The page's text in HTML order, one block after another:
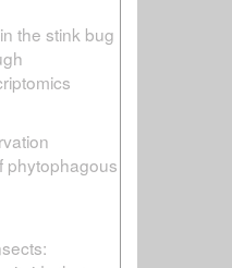
the stink bug
phytophagous